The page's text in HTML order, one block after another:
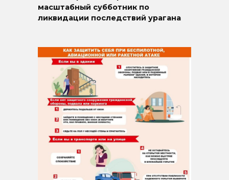
масштабный субботник по
ликвидации последствий урагана